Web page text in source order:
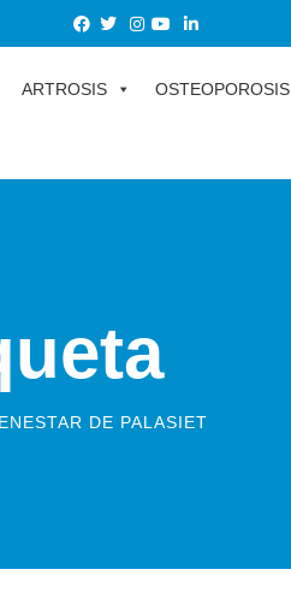
ARTROSIS OSTEOPOROSIS
DE PALASIET